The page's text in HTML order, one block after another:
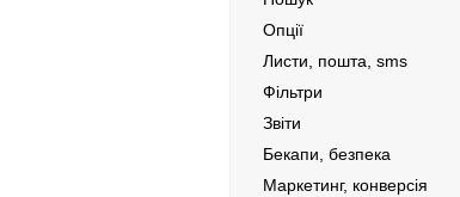
Опції
Листи, пошта, sms
Фільтри
Звіти
Бекапи, безпека
Маркетинг, конверсія